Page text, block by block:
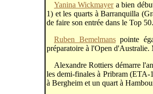
Yanina Wickmayera bien
1) et les quarts à Barranquilla
de faire son entrée dans le Top 50.
Ruben Bemelmanspointe
préparatoire à l'Open d'Australie.
Alexandre Rottiers démarre
les demi-finales à Pribram (ETA-
à Bergheim et un quart à